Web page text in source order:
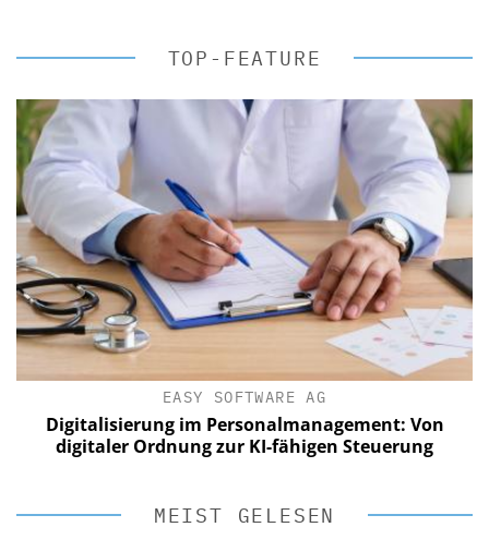
TOP-FEATURE
EASY SOFTWARE AG
Digitalisierung im Personalmanagement: Von
digitaler Ordnung zur KI-fähigen Steuerung
MEIST GELESEN